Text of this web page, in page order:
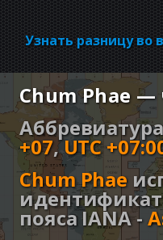
Узнать разницу во
Chum Phae —
+07,UTC
Chum Phae
пояса IANA -